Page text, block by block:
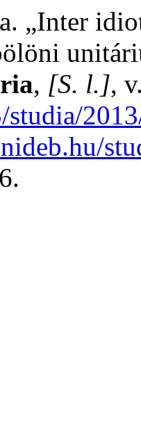
„Inter
, [S. l.],
studia/